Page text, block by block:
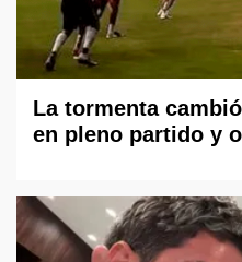
La tormenta
en pleno partido y